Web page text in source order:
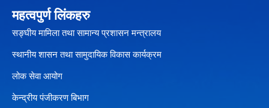
महत्वपुर्ण लिंकहरु
सङ्घीय मामिला तथा सामान्य प्रशासन मन्त्रालय
स्थानीय शासन तथा सामुदायिक विकास कार्यक्रम
लोक सेवा आयोग
केन्द्रीय पंजीकरण बिभाग